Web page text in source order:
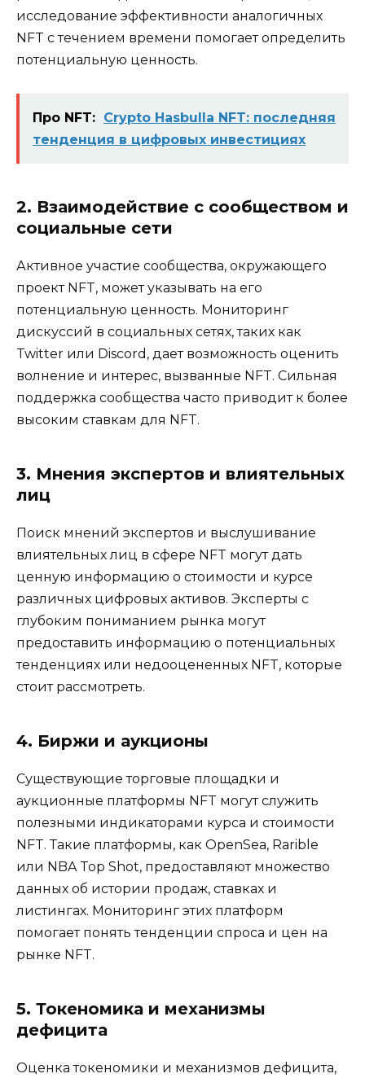
исследование эффективности аналогичных
NFT с течением времени помогает определить
потенциальную ценность.
Про NFT: Crypto Hasbulla NFT: последняя
тенденция в цифровых инвестициях
2. Взаимодействие с сообществом и
социальные сети
Активное участие сообщества, окружающего
проект NFT, может указывать на его
потенциальную ценность. Мониторинг
дискуссий в социальных сетях, таких как
Twitter или Discord, дает возможность оценить
волнение и интерес, вызванные NFT. Сильная
поддержка сообщества часто приводит к более
высоким ставкам для NFT.
3. Мнения экспертов и влиятельных
лиц
Поиск мнений экспертов и выслушивание
влиятельных лиц в сфере NFT могут дать
ценную информацию о стоимости и курсе
различных цифровых активов. Эксперты с
глубоким пониманием рынка могут
предоставить информацию о потенциальных
тенденциях или недооцененных NFT, которые
стоит рассмотреть.
4. Биржи и аукционы
Существующие торговые площадки и
аукционные платформы NFT могут служить
полезными индикаторами курса и стоимости
NFT. Такие платформы, как OpenSea, Rarible
или NBA Top Shot, предоставляют множество
данных об истории продаж, ставках и
листингах. Мониторинг этих платформ
помогает понять тенденции спроса и цен на
рынке NFT.
5. Токеномика и механизмы
дефицита
Оценка токеномики и механизмов дефицита,